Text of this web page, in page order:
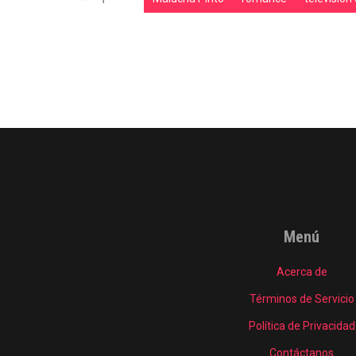
Menú
Acerca de
Términos de Servicio
Política de Privacidad
Contáctanos